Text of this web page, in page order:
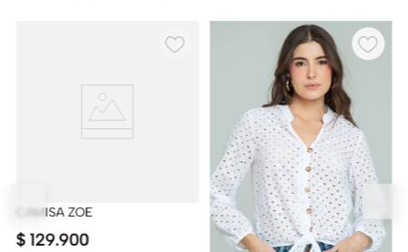
CAMISA ZOE
$ 129.900